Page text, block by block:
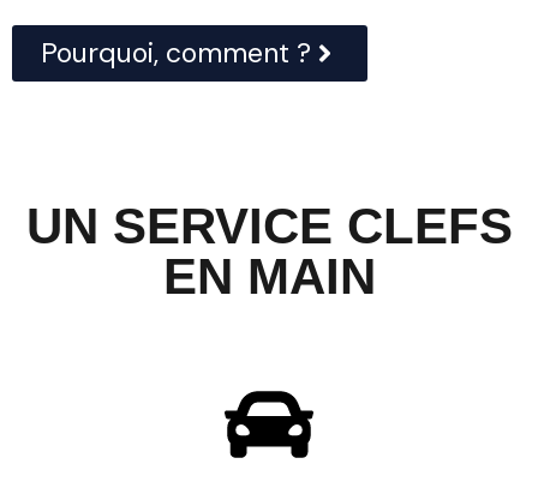
Pourquoi, comment ?
UN SERVICE CLEFS
EN MAIN